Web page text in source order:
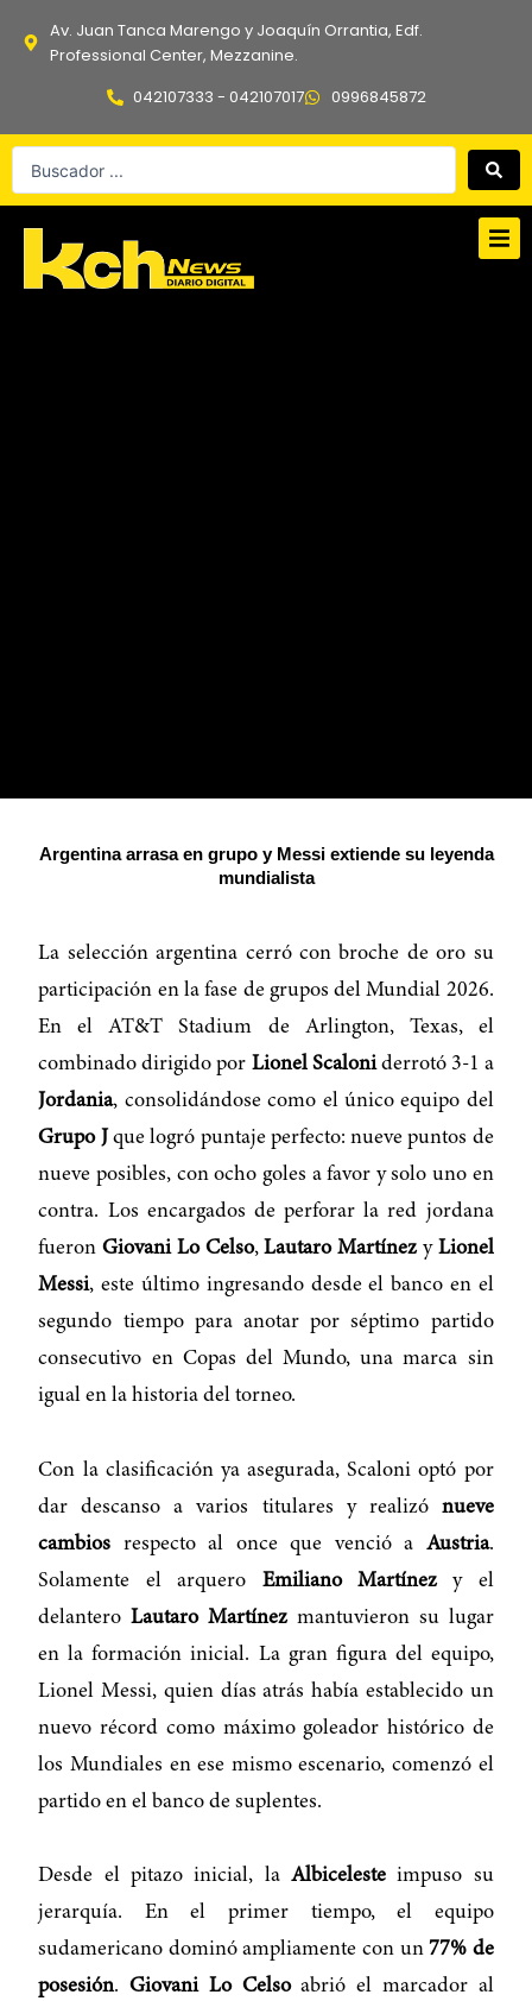
Av. Juan Tanca Marengo y Joaquín Orrantia, Edf.
Professional Center, Mezzanine.
042107333 - 042107017
0996845872
Search
Argentina arrasa en grupo y Messi extiende su leyenda
mundialista
La selección argentina cerró con broche de oro su
participación en la fase de grupos del Mundial 2026.
En el AT&T Stadium de Arlington, Texas, el
combinado dirigido por Lionel Scaloniderrotó 3-1 a
Jordania, consolidándose como el único equipo del
Grupo J que logró puntaje perfecto: nueve puntos de
nueve posibles, con ocho goles a favor y solo uno en
contra. Los encargados de perforar la red jordana
fueronGiovani Lo Celso,Lautaro Martínezy Lionel
Messi, este último ingresando desde el banco en el
segundo tiempo para anotar por séptimo partido
consecutivo en Copas del Mundo, una marca sin
igual en la historia del torneo.
Con la clasificación ya asegurada, Scaloni optó por
dar descanso a varios titulares y realizó nueve
cambios respecto al once que venció a Austria.
Solamente el arquero Emiliano Martínezy el
delanteroLautaro Martínezmantuvieron su lugar
en la formación inicial. La gran figura del equipo,
Lionel Messi, quien días atrás había establecido un
nuevo récord como máximo goleador histórico de
los Mundiales en ese mismo escenario, comenzó el
partido en el banco de suplentes.
Desde el pitazo inicial, la Albicelesteimpuso su
jerarquía. En el primer tiempo, el equipo
sudamericano dominó ampliamente con un77% de
posesión.Giovani Lo Celsoabrió el marcador al